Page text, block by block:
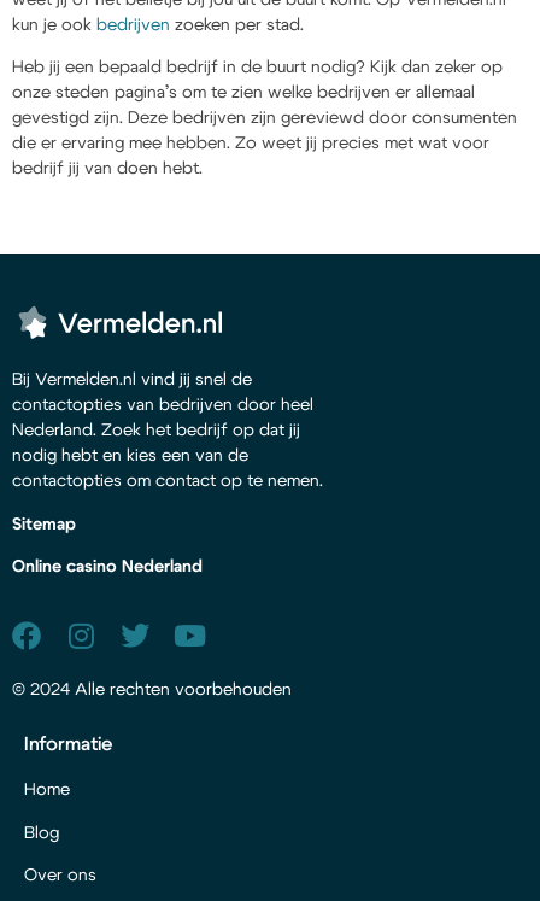
kun je ook bedrijven zoeken per stad.
Heb jij een bepaald bedrijf in de buurt nodig? Kijk dan zeker op
onze steden pagina’s om te zien welke bedrijven er allemaal
gevestigd zijn. Deze bedrijven zijn gereviewd door consumenten
die er ervaring mee hebben. Zo weet jij precies met wat voor
bedrijf jij van doen hebt.
Bij Vermelden.nl vind jij snel de
contactopties van bedrijven door heel
Nederland. Zoek het bedrijf op dat jij
nodig hebt en kies een van de
contactopties om contact op te nemen.
Sitemap
Online casino Nederland
© 2024 Alle rechten voorbehouden
Informatie
Home
Blog
Over ons